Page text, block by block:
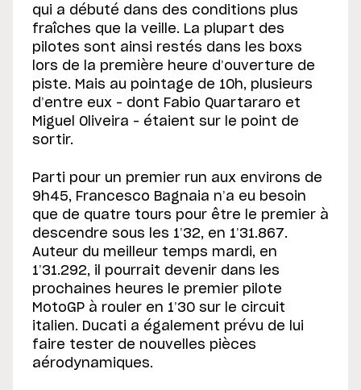
qui a débuté dans des conditions plus
fraîches que la veille. La plupart des
pilotes sont ainsi restés dans les boxs
lors de la première heure d’ouverture de
piste. Mais au pointage de 10h, plusieurs
d’entre eux – dont Fabio Quartararo et
Miguel Oliveira – étaient sur le point de
sortir.
Parti pour un premier run aux environs de
9h45, Francesco Bagnaia n’a eu besoin
que de quatre tours pour être le premier à
descendre sous les 1’32, en 1’31.867.
Auteur du meilleur temps mardi, en
1’31.292, il pourrait devenir dans les
prochaines heures le premier pilote
MotoGP à rouler en 1’30 sur le circuit
italien. Ducati a également prévu de lui
faire tester de nouvelles pièces
aérodynamiques.